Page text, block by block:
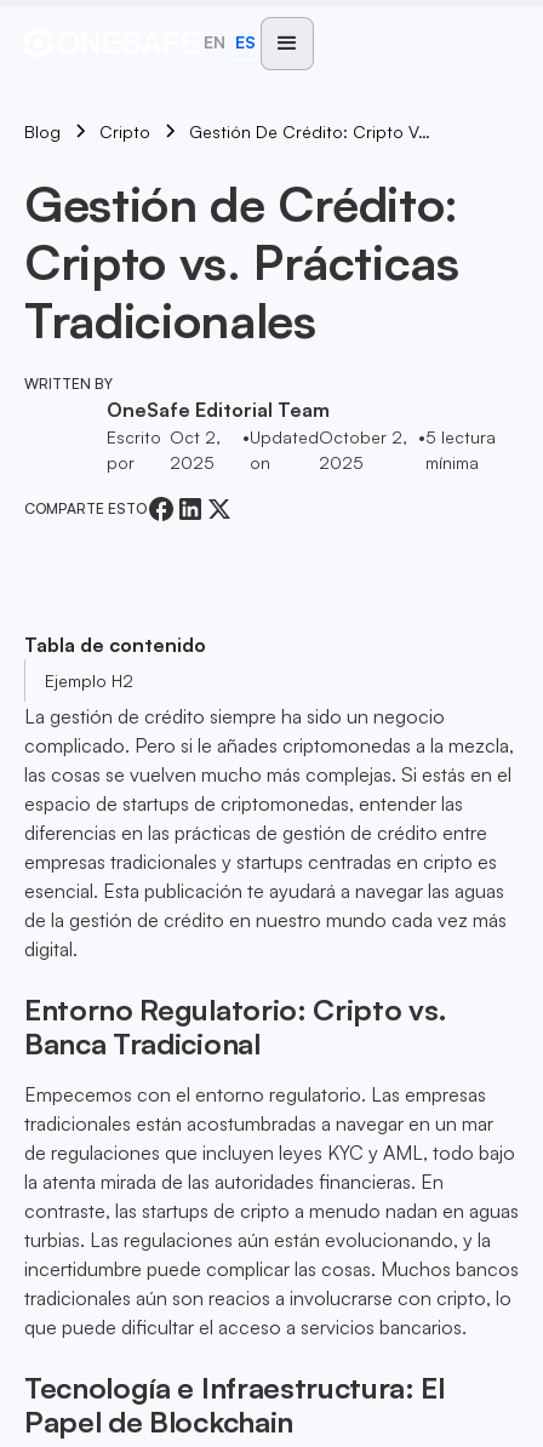
EN ES
Blog Cripto Gestión De Crédito: Cripto Vs. Prácticas Tradicionales
Gestión de Crédito:
Cripto vs. Prácticas
Tradicionales
WRITTEN BY
OneSafe Editorial Team
Escrito
por
Oct 2,
2025
•Updated
on
October 2,
2025
•5 lectura
mínima
COMPARTE ESTO
Tabla de contenido
Ejemplo H2
La gestión de crédito siempre ha sido un negocio
complicado. Pero si le añades criptomonedas a la mezcla,
las cosas se vuelven mucho más complejas. Si estás en el
espacio de startups de criptomonedas, entender las
diferencias en las prácticas de gestión de crédito entre
empresas tradicionales y startups centradas en cripto es
esencial. Esta publicación te ayudará a navegar las aguas
de la gestión de crédito en nuestro mundo cada vez más
digital.
Entorno Regulatorio: Cripto vs.
Banca Tradicional
Empecemos con el entorno regulatorio. Las empresas
tradicionales están acostumbradas a navegar en un mar
de regulaciones que incluyen leyes KYC y AML, todo bajo
la atenta mirada de las autoridades financieras. En
contraste, las startups de cripto a menudo nadan en aguas
turbias. Las regulaciones aún están evolucionando, y la
incertidumbre puede complicar las cosas. Muchos bancos
tradicionales aún son reacios a involucrarse con cripto, lo
que puede dificultar el acceso a servicios bancarios.
Tecnología e Infraestructura: El
Papel de Blockchain